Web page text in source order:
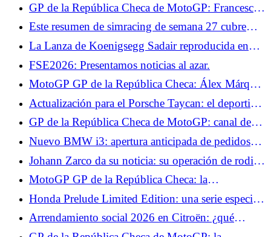
GP de la República Checa de MotoGP: Francesco
Bagnaia quiere sacar provecho de su regularidad en
Brno
Este resumen de simracing de semana 27 cubre
Super Woden GP 3, #DRIVE Rally y Motorsport
Manager 2.
La Lanza de Koenigsegg Sadair reproducida en
Lego a escala 1:1, ¡puede viajar a más de 110
km/h!
FSE2026: Presentamos noticias al azar.
MotoGP GP de la República Checa: Álex Márquez
vuelve, una apuesta arriesgada
Actualización para el Porsche Taycan: el deportivo
está inspirado en el Hyundai Ioniq 5 N
GP de la República Checa de MotoGP: canal de
televisión y horarios de pruebas, Fabio Quartararo
hace de la Q2 su objetivo del día
Nuevo BMW i3: apertura anticipada de pedidos
con la Primera Edición, desde 74.850 €
Johann Zarco da su noticia: su operación de rodilla
ha sido pospuesta pero ha vuelto a entrenar
MotoGP GP de la República Checa: la
clasificación de los Libres 1, Marc Márquez en
muy buena forma, Fabio Quartararo empieza muy
bien
Honda Prelude Limited Edition: una serie especial
reservada para Japón, ¿qué lástima?
Arrendamiento social 2026 en Citroën: ¿qué
alquiler para los Citroën ë-C3 y ë-C3 Aircross?